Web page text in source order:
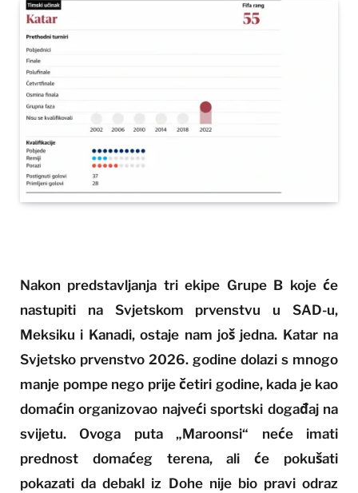
Nakon predstavljanja tri ekipe Grupe B koje će
nastupiti na Svjetskom prvenstvu u SAD-u,
Meksiku i Kanadi, ostaje nam još jedna. Katar na
Svjetsko prvenstvo 2026. godine dolazi s mnogo
manje pompe nego prije četiri godine, kada je kao
domaćin organizovao najveći sportski događaj na
svijetu. Ovoga puta „Maroonsi“ neće imati
prednost domaćeg terena, ali će pokušati
pokazati da debakl iz Dohe nije bio pravi odraz